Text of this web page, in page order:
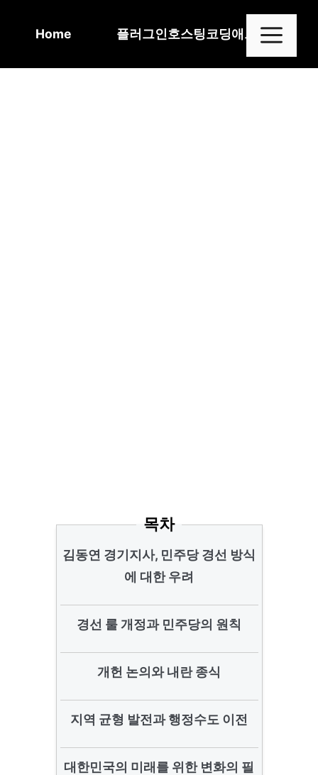
Home 플러그인호스팅코딩애드센스
목차
김동연 경기지사, 민주당 경선 방식
에 대한 우려
경선 룰 개정과 민주당의 원칙
개헌 논의와 내란 종식
지역 균형 발전과 행정수도 이전
대한민국의 미래를 위한 변화의 필